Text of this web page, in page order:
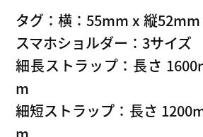
タグ：横：55mm x 縦52mm
スマホショルダー：3サイズ
細長ストラップ：長さ
m
細短ストラップ：長さ